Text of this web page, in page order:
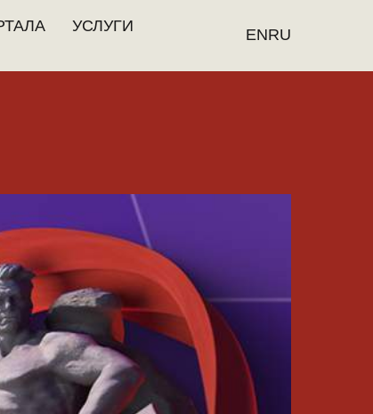
УСЛУГИ
ENRU